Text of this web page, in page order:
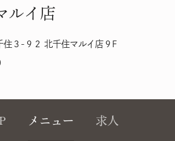
ルイ店
住３-９２ 北千住マルイ店９F
メニュー 求人